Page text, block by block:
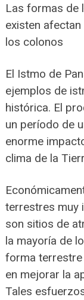
Las formas de
existen
los colonos
El Istmo de
ejemplos de
histórica. El
un período de
enorme
clima de la
terrestres muy
son sitios de
la mayoría de
forma
en mejorar la
Tales